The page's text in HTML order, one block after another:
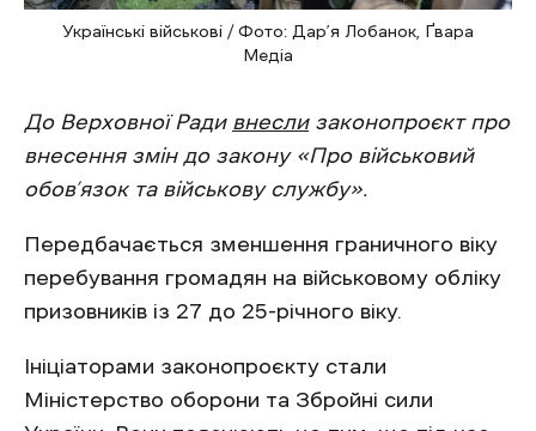
Українські військові / Фото: Дар’я Лобанок, Ґвара
Медіа
До Верховної Ради внеслизаконопроєкт про
внесення змін до закону «Про військовий
обов’язок та військову службу».
Передбачається зменшення граничного віку
перебування громадян на військовому обліку
призовників із 27 до 25-річного віку.
Ініціаторами законопроєкту стали
Міністерство оборони та Збройні сили